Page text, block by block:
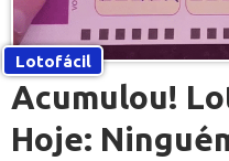
Lotofácil
Acumulou!
Hoje: